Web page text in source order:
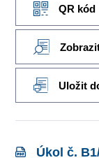
QR kód
Uložit
Úkol č.